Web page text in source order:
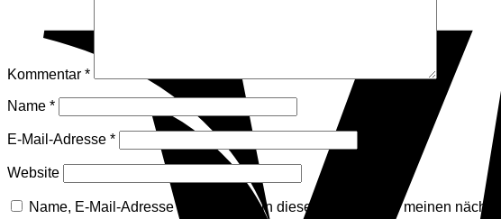
Kommentar *
Name *
E-Mail-Adresse *
Website
Name, E-Mail-Adresse und Website in diesem Browser für meinen